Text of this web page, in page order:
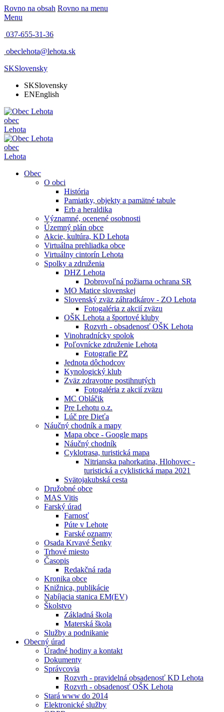
Rovno na obsah Rovno na menu
Menu
037-655-31-36
obeclehota@lehota.sk
SKSlovensky
SKSlovensky
ENEnglish
obec
Lehota
obec
Lehota
Obec
O obci
História
Pamiatky, objekty a pamätné tabule
Erb a heraldika
Významné, ocenené osobnosti
Územný plán obce
Akcie, kultúra, KD Lehota
Virtuálna prehliadka obce
Virtuálny cintorín Lehota
Spolky a združenia
DHZ Lehota
Dobrovoľná požiarna ochrana SR
MO Matice slovenskej
Slovenský zväz záhradkárov - ZO Lehota
Fotogaléria z akcií zväzu
OŠK Lehota a športové kluby
Rozvrh - obsadenosť OŠK Lehota
Vinohradnícky spolok
Poľovnícke združenie Lehota
Fotografie PZ
Jednota dôchodcov
Kynologický klub
Zväz zdravotne postihnutých
Fotogaléria z akcií zväzu
MC Obláčik
Pre Lehotu o.z.
Lúč pre Dieťa
Náučný chodník a mapy
Mapa obce - Google maps
Náučný chodník
Cyklotrasa, turistická mapa
Nitrianska pahorkatina, Hlohovec -
turistická a cyklistická mapa 2021
Svätojakubská cesta
Družobné obce
MAS Vitis
Farský úrad
Farnosť
Púte v Lehote
Farské oznamy
Osada Krvavé Šenky
Trhové miesto
Časopis
Redakčná rada
Kronika obce
Knižnica, publikácie
Nabíjacia stanica EM(EV)
Školstvo
Základná škola
Materská škola
Služby a podnikanie
Obecný úrad
Úradné hodiny a kontakt
Dokumenty
Správcovia
Rozvrh - pravidelná obsadenosť KD Lehota
Rozvrh - obsadenosť OŠK Lehota
Stará www do 2014
Elektronické služby